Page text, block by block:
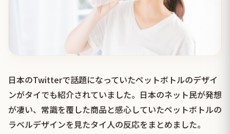
日本のTwitterで話題になっていたペットボトルのデザイ
ンがタイでも紹介されていました。日本のネット民が発想
が凄い、常識を覆した商品と感心していたペットボトルの
ラベルデザインを見たタイ人の反応をまとめました。